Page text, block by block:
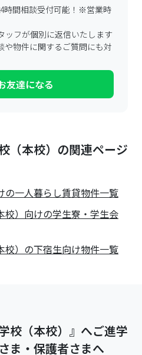
時間相談受付可能！ ※営業時
ッフが個別に返信いたします
や物件に関するご質問にも対
友達になる
（本校）の関連ページ
の一人暮らし賃貸物件一覧
校）向けの学生寮・学生会
校）の下宿生向け物件一覧
校（本校）』へご進学
ま・保護者さまへ